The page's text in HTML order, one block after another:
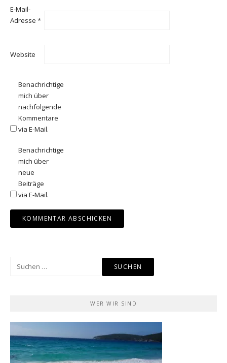
E-Mail-
Adresse *
Website
Benachrichtige
mich über
nachfolgende
Kommentare
via E-Mail.
Benachrichtige
mich über
neue
Beiträge
via E-Mail.
WER WIR SIND